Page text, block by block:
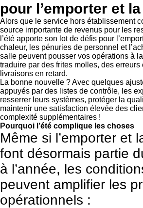
pour l’emporter et
Alors que le service hors établissement
source importante de revenus pour les
l’été apporte son lot de défis pour
chaleur, les pénuries de personnel et
salle peuvent pousser vos opérations à
traduire par des frites molles, des
livraisons en retard.
La bonne nouvelle ? Avec quelques
appuyés par des listes de contrôle, les
resserrer leurs systèmes, protéger la
maintenir une satisfaction élevée des
complexité supplémentaires !
Pourquoi l’été complique les choses
Même si l’emporter et
font désormais partie
à l’année, les
peuvent amplifier les
opérationnels :